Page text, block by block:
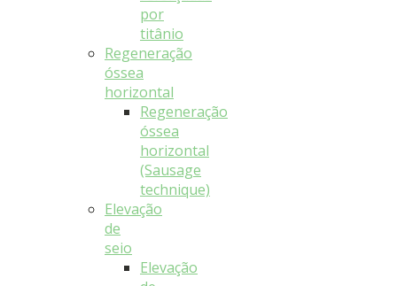
por
titânio
Regeneração
óssea
horizontal
Regeneração
óssea
horizontal
(Sausage
technique)
Elevação
de
seio
Elevação